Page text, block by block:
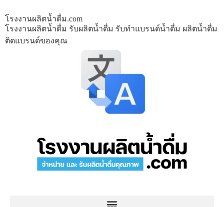
โรงงานผลิตน้ำดื่ม.com
โรงงานผลิตน้ำดื่ม รับผลิตน้ำดื่ม รับทำแบรนด์น้ำดื่ม ผลิตน้ำดื่ม
ติดแบรนด์ของคุณ